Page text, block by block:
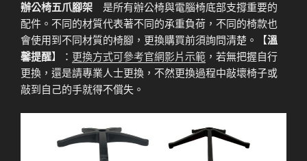
辦公椅五爪腳架 是所有辦公椅與電腦椅底部支撐重要的
配件。不同的材質代表著不同的承重負荷，不同的椅款也
會使用到不同材質的椅腳，更換購買前須詢問清楚。【溫
馨提醒】： 更換方式可參考官網影片示範 ，若無把握自行
更換，還是請專業人士更換，不然更換過程中敲壞椅子或
敲到自己的手就得不償失。